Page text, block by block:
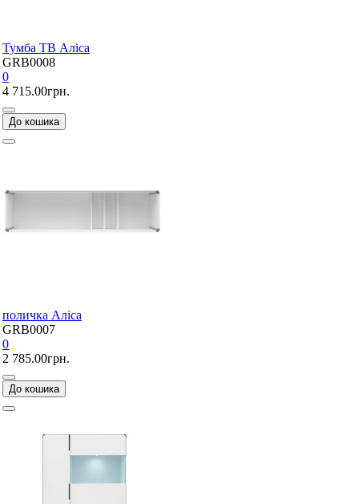
Тумба ТВ Аліса
GRB0008
0
4 715.00грн.
До кошика
поличка Аліса
GRB0007
0
2 785.00грн.
До кошика